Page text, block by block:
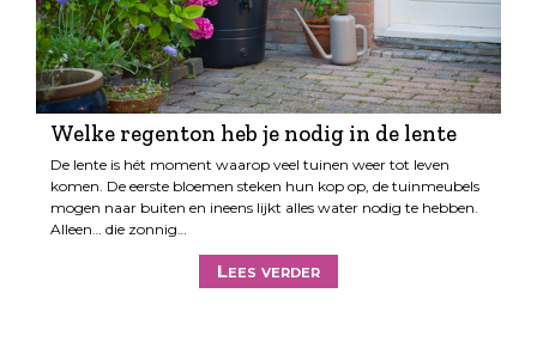
Welke regenton heb je nodig in de lente
De lente is hét moment waarop veel tuinen weer tot leven
komen. De eerste bloemen steken hun kop op, de tuinmeubels
mogen naar buiten en ineens lijkt alles water nodig te hebben.
Alleen… die zonnig…
Lees verder